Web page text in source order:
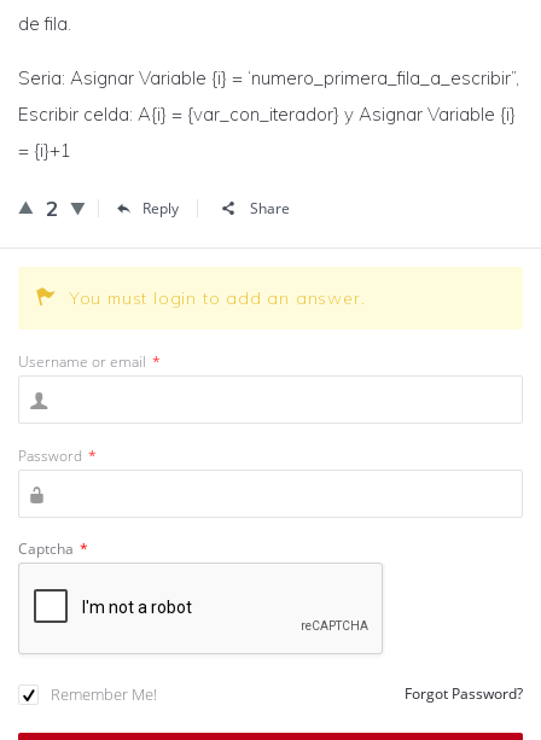
de fila.
Seria: Asignar Variable {i} = ‘numero_primera_fila_a_escribir”,
Escribir celda: A{i} = {var_con_iterador} y Asignar Variable {i}
= {i}+1
2 Reply Share
You must login to add an answer.
Username or email *
Password *
Captcha *
Remember Me! Forgot Password?